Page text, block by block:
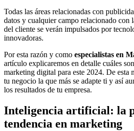
Todas las áreas relacionadas con
datos y cualquier campo relacionado con
del cliente se verán impulsados por
innovadoras.
Por esta razón y como especialistas en
artículo explicaremos en detalle cuáles
marketing digital para este 2024. De esta
tu negocio la que más se adapte ti y así
los resultados de tu empresa.
Inteligencia artificial: la
tendencia en marketing